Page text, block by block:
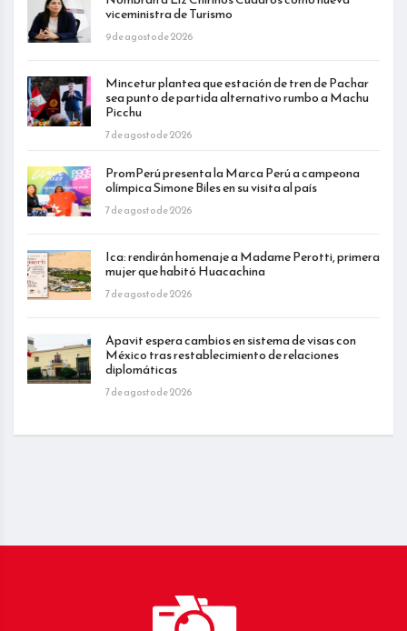
viceministra de Turismo
9 de agosto de 2026
Mincetur plantea que estación de tren de Pachar
sea punto de partida alternativo rumbo a Machu
Picchu
7 de agosto de 2026
PromPerú presenta la Marca Perú a campeona
olímpica Simone Biles en su visita al país
7 de agosto de 2026
Ica: rendirán homenaje a Madame Perotti, primera
mujer que habitó Huacachina
7 de agosto de 2026
Apavit espera cambios en sistema de visas con
México tras restablecimiento de relaciones
diplomáticas
7 de agosto de 2026